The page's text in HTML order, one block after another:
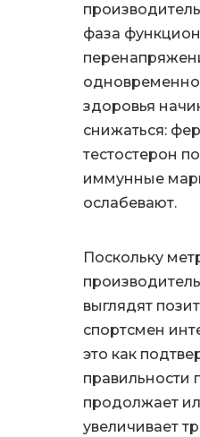
фаза
одновременно
здоровья
снижаться:
тестостерон
иммунные
ослабевают.
Поскольку
выглядят
спортсмен
это как
правильности
продолжает
увеличивает